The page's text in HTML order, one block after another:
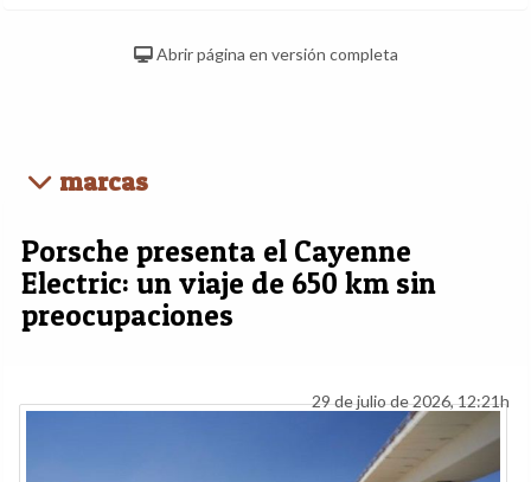
Abrir página en versión completa
marcas
Porsche presenta el Cayenne
Electric: un viaje de 650 km sin
preocupaciones
29 de julio de 2026, 12:21h